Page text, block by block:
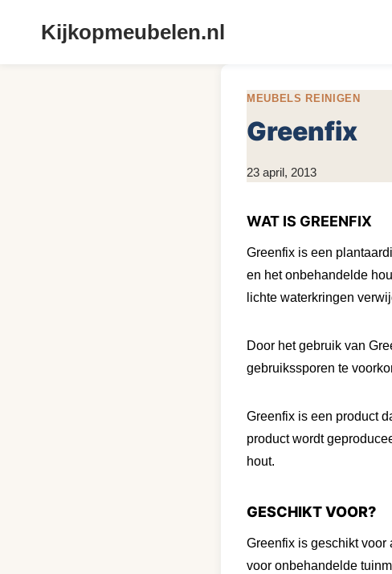
Kijkopmeubelen.nl
MEUBELS REINIGEN
Greenfix
Door
23 april, 2013
WAT IS GREENFIX
Greenfix is een
en het onbehandelde
lichte waterkringen
Door het gebruik van
gebruikssporen te
Greenfix is een product
product wordt
hout.
GESCHIKT VOOR?
Greenfix is geschikt
voor onbehandelde